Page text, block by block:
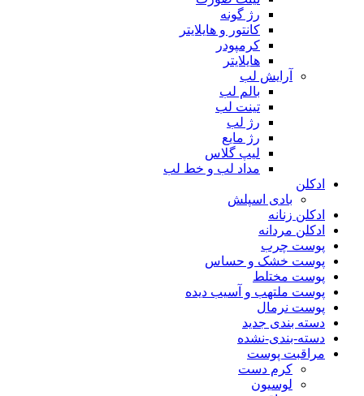
رژ گونه
کانتور و هایلایتر
کرمپودر
هایلایتر
آرایش لب
بالم لب
تینت لب
رژ لب
رژ مایع
لیپ گلاس
مداد لب و خط لب
ادکلن
بادی اسپلش
ادکلن زنانه
ادکلن مردانه
پوست چرب
پوست خشک و حساس
پوست مختلط
پوست ملتهب و آسیب دیده
پوست نرمال
دسته بندی جدید
دسته-بندی-نشده
مراقبت پوست
کرم دست
لوسیون